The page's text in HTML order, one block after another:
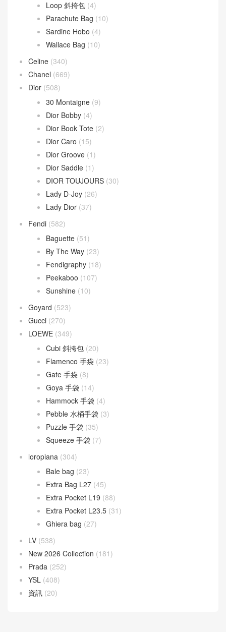
Loop 斜挎包 (4)
Parachute Bag (10)
Sardine Hobo (4)
Wallace Bag (10)
Celine (340)
Chanel (669)
Dior (508)
30 Montaigne (9)
Dior Bobby (4)
Dior Book Tote (2)
Dior Caro (15)
Dior Groove (1)
Dior Saddle (1)
DIOR TOUJOURS (30)
Lady D-Joy (26)
Lady Dior (37)
Fendi (582)
Baguette (51)
By The Way (23)
Fendigraphy (18)
Peekaboo (107)
Sunshine (10)
Goyard (523)
Gucci (270)
LOEWE (349)
Cubi 斜挎包 (20)
Flamenco 手袋 (23)
Gate 手袋 (8)
Goya 手袋 (14)
Hammock 手袋 (4)
Pebble 水桶手袋 (3)
Puzzle 手袋 (35)
Squeeze 手袋 (7)
loropiana (304)
Bale bag (23)
Extra Bag L27 (45)
Extra Pocket L19 (88)
Extra Pocket L23.5 (31)
Ghiera bag (27)
LV (538)
New 2026 Collection (181)
Prada (252)
YSL (408)
資訊 (20)